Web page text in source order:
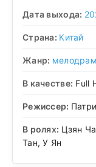
Дата выхода:
Страна: Китай
Жанр:
В качестве: Full
Режиссер:
В ролях: Цзян
Тан, У Ян